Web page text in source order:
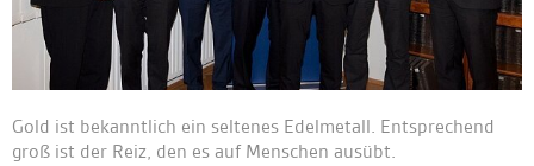
Gold ist bekanntlich ein seltenes Edelmetall. Entsprechend
groß ist der Reiz, den es auf Menschen ausübt.